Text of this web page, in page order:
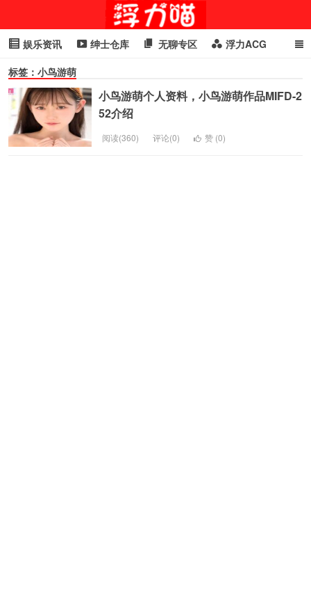
娱乐资讯 绅士仓库 无聊专区 浮力ACG
浮力GIF 明星头条
cosplay
标签：小鸟游萌
小鸟游萌个人资料，小鸟游萌作品MIFD-2
52介绍
阅读(360) 评论(0) 赞 (0)